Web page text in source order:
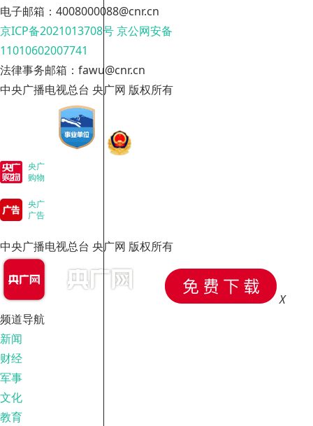
电子邮箱：4008000088@cnr.cn
京ICP备2021013708号京公网安备
11010602007741
法律事务邮箱：fawu@cnr.cn
中央广播电视总台 央广网 版权所有
央广
购物
央广
广告
中央广播电视总台 央广网 版权所有
X
频道导航
新闻
财经
军事
文化
教育